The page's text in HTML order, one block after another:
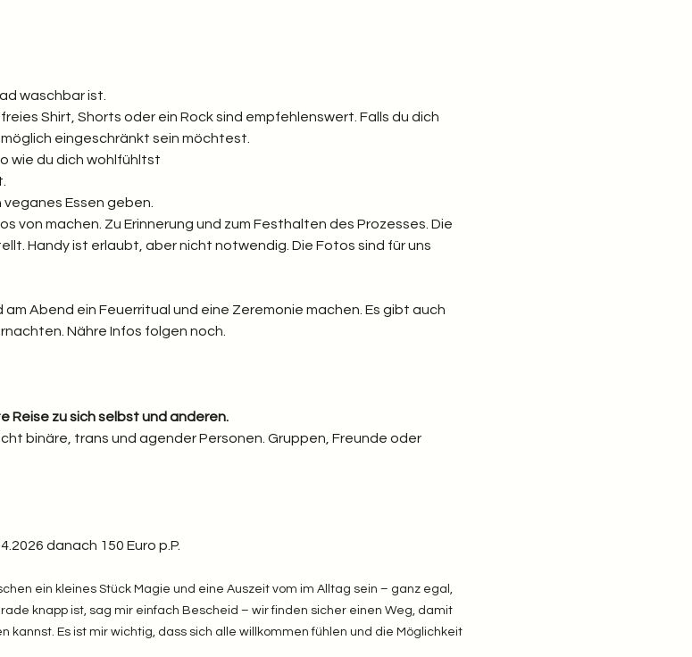
waschbar ist.
Shirt, Shorts oder ein Rock sind empfehlenswert. Falls du dich
eingeschränkt sein möchtest.
wie du dich wohlfühltst
veganes Essen geben.
von machen. Zu Erinnerung und zum Festhalten des Prozesses. Die
Handy ist erlaubt, aber nicht notwendig. Die Fotos sind für uns
Abend ein Feuerritual und eine Zeremonie machen. Es gibt auch
Nähre Infos folgen noch.
Reise zu sich selbst und anderen.
binäre, trans und agender Personen. Gruppen, Freunde oder
danach 150 Euro p.P.
ein kleines Stück Magie und eine Auszeit vom im Alltag sein – ganz egal,
knapp ist, sag mir einfach Bescheid – wir finden sicher einen Weg, damit
kannst. Es ist mir wichtig, dass sich alle willkommen fühlen und die Möglichkeit